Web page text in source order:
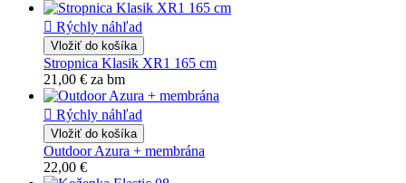
 Rýchly náhľad
Vložiť do košíka
Stropnica Klasik XR1 165 cm
21,00 € za bm
 Rýchly náhľad
Vložiť do košíka
Outdoor Azura + membrána
22,00 €